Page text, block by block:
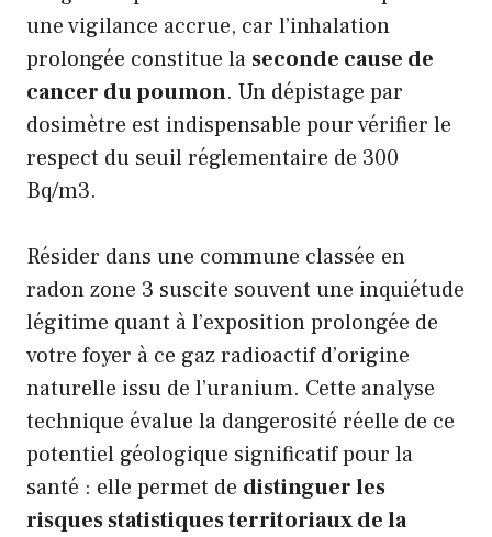
une vigilance accrue, car l’inhalation
prolongée constitue la seconde cause de
cancer du poumon. Un dépistage par
dosimètre est indispensable pour vérifier le
respect du seuil réglementaire de 300
Bq/m3.
Résider dans une commune classée en
radon zone 3 suscite souvent une inquiétude
légitime quant à l’exposition prolongée de
votre foyer à ce gaz radioactif d’origine
naturelle issu de l’uranium. Cette analyse
technique évalue la dangerosité réelle de ce
potentiel géologique significatif pour la
santé : elle permet de distinguer les
risques statistiques territoriaux de la